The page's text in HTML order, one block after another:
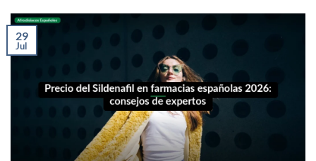
29
Jul